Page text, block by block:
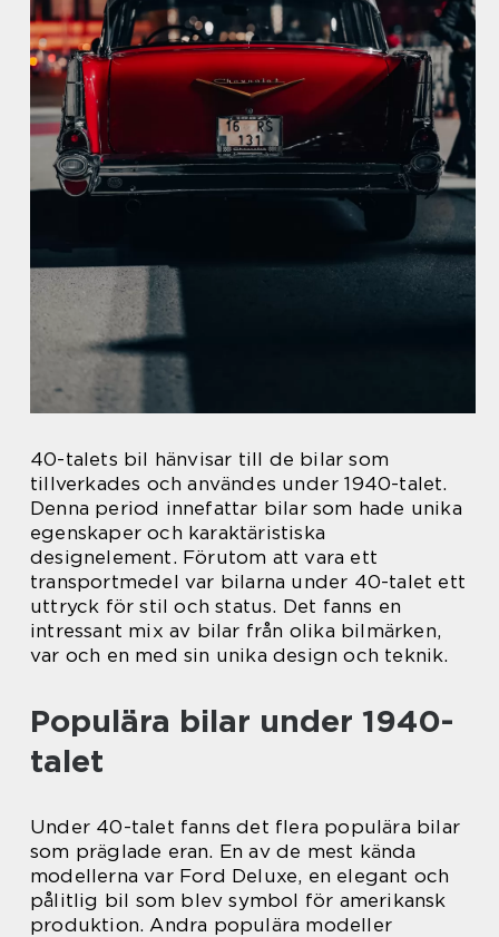
40-talets bil hänvisar till de bilar som
tillverkades och användes under 1940-talet.
Denna period innefattar bilar som hade unika
egenskaper och karaktäristiska
designelement. Förutom att vara ett
transportmedel var bilarna under 40-talet ett
uttryck för stil och status. Det fanns en
intressant mix av bilar från olika bilmärken,
var och en med sin unika design och teknik.
Populära bilar under 1940-
talet
Under 40-talet fanns det flera populära bilar
som präglade eran. En av de mest kända
modellerna var Ford Deluxe, en elegant och
pålitlig bil som blev symbol för amerikansk
produktion. Andra populära modeller